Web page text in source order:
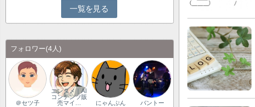
一覧を見る
フォロワー(4人)
＠セツ子
エンタメ｜AI
コンテンツ販
売マイ…
にゃんぷん バントー